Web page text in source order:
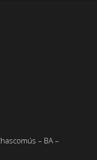
– BA –